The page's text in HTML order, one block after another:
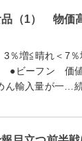
品（1） 物価
増≦晴れ＜7％
フン 価値
輸入量が一…